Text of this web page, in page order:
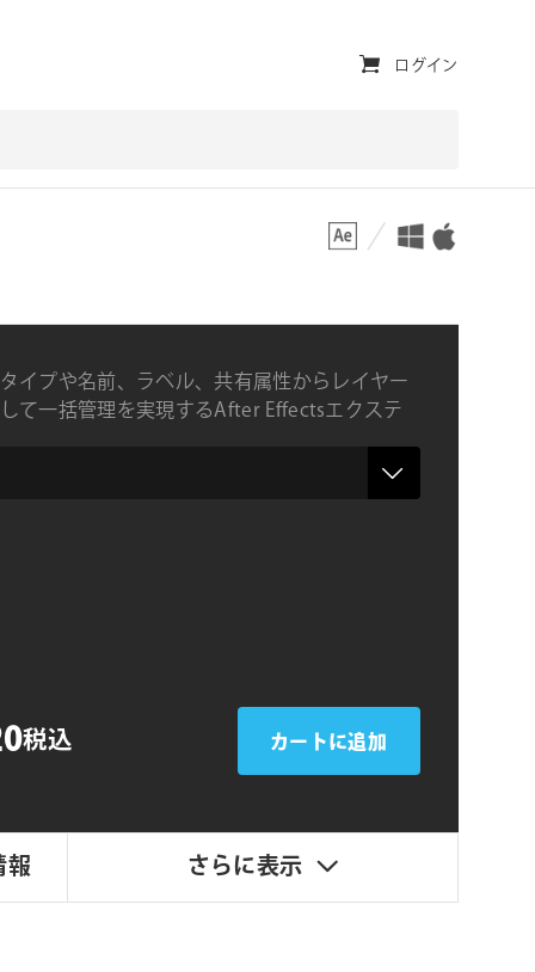
ユ
ィ
リ
ィ・
ナ
ビ
ゲ
ー
ログイン
対応プラットフォーム 対応OS
イプや名前、ラベル、共有属性からレイヤー
て一括管理を実現するAfter Effectsエクステ
税込 カートに追加
報 さらに表示